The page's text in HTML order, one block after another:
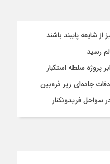
شایعه پایبند باشند
رسید
پروژه سلطه استکبار
جاده‌ای زیر ذره‌بین
فریدونکنار